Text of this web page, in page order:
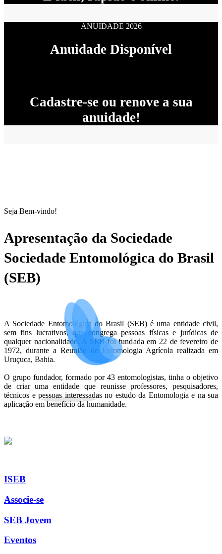
ANUIDADE 2026
Anuidade Disponível
Cadastre-se ou renove a sua
anuidade!
Seja Bem-vindo!
Apresentação da Sociedade
Sociedade Entomológica do Brasil
(SEB)
A Sociedade Entomológica do Brasil (SEB) é uma entidade civil,
sem fins lucrativos, que congrega pessoas físicas e jurídicas de
qualquer nacionalidade. A SEB foi fundada em 22 de fevereiro de
1972, durante a Reunião de Entomologia Agrícola realizada em
Uruçuca, Bahia.
O grupo fundador, formado por 43 entomologistas, tinha o objetivo
de criar uma entidade que reunisse professores, pesquisadores,
técnicos e pessoas interessadas no estudo da Entomologia e na sua
aplicação em benefício da humanidade.
ISEB
Associe-se
SEB Jovem
Eventos